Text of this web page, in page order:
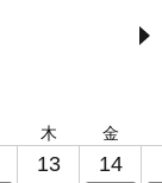
木
13
金
14